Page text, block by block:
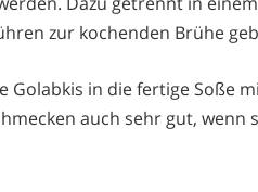
zur kochenden Brühe
Golabkis in die fertige Soße
auch sehr gut, wenn